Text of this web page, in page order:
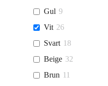
Gul 9
Vit 26
Svart 18
Beige 32
Brun 11